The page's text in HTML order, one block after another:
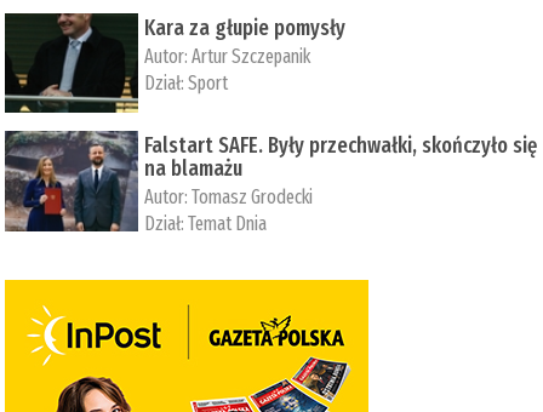
Kara za głupie pomysły
Autor:Artur Szczepanik
Dział:Sport
Falstart SAFE. Były przechwałki, skończyło się
na blamażu
Autor:Tomasz Grodecki
Dział:Temat Dnia